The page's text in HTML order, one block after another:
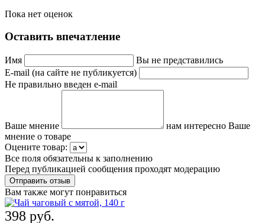
Пока нет оценок
Оставить впечатление
Имя
Вы не представились
E-mail (на сайте не публикуется)
Не правильно введен e-mail
Ваше мнение
нам интересно Ваше
мнение о товаре
Оцените товар:
Все поля обязательны к заполнению
Перед публикацией сообщения проходят модерацию
Вам также могут понравиться
398 руб.